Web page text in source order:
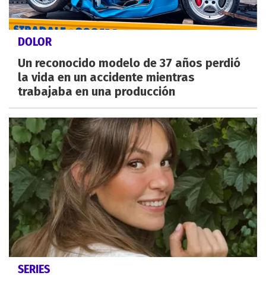
DOLOR
Un reconocido modelo de 37 años perdió
la vida en un accidente mientras
trabajaba en una producción
SERIES